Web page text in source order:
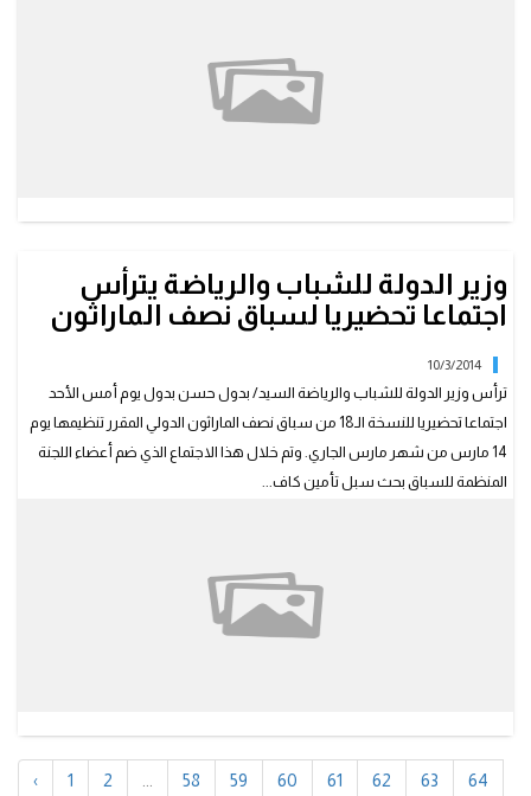
وزير الدولة للشباب والرياضة يترأس
اجتماعا تحضيريا لسباق نصف الماراثون
10/3/2014
ترأس وزير الدولة للشباب والرياضة السيد/ بدول حسن بدول يوم أمس الأحد
اجتماعا تحضيريا للنسخة الـ18 من سباق نصف الماراثون الدولي المقرر تنظيمها يوم
14 مارس من شهر مارس الجاري. وتم خلال هذا الاجتماع الذي ضم أعضاء اللجنة
المنظمة للسباق بحث سبل تأمين كاف...
‹ 1 2 58 59 60 61 62 63 64